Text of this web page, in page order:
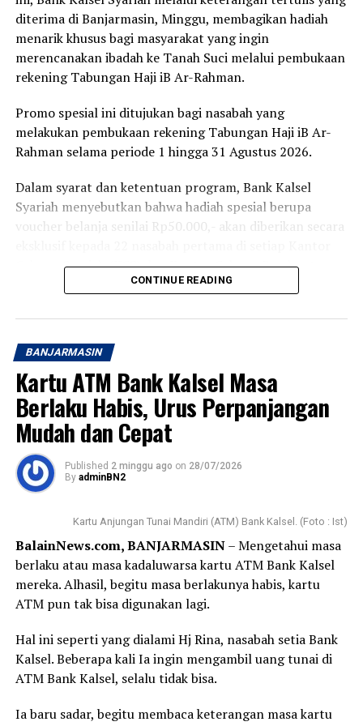
diterima di Banjarmasin, Minggu, membagikan hadiah
menarik khusus bagi masyarakat yang ingin
merencanakan ibadah ke Tanah Suci melalui pembukaan
rekening Tabungan Haji iB Ar-Rahman.
Promo spesial ini ditujukan bagi nasabah yang
melakukan pembukaan rekening Tabungan Haji iB Ar-
Rahman selama periode 1 hingga 31 Agustus 2026.
Dalam syarat dan ketentuan program, Bank Kalsel
Syariah menyebutkan bahwa hadiah spesial berupa
voucher belanja senilai Rp50.000,- akan diberikan secara
Cabang Syariah (KCS) dan Kantor Cabang Pembantu
Untuk mendapatkan hadiah tersebut, nasabah hanya
perlu melakukan pembukaan rekening dengan setoran
awal lebih dari Rp220.000,- per orang.
Program ini berlaku merata dan dapat diakses di 13
jaringan kantor Bank Kalsel Syariah yang tersebar di
seluruh wilayah Kalimantan Selatan, yaitu : KCS
Banjarmasin, KCS Kandangan, KCPS Handil Bakti, KCPS
Gatot Subroto, KCPS Banjarbaru QMall, dan KCPS
Martapura.
Kemudian juga dapat di akses melalui, KCPS Pelaihari,
KCPS Barabai, KCPS Amuntai, KCPS Paringin, KCPS
Batulicin, KCPS Rantau dan KCPS Tanjung.
Manajemen Bank Kalsel menyampaikan, sagi masyarakat
menabung demi ibadah haji, momen Milad ke-22 Bank
Kalsel Syariah ini menjadi kesempatan yang sangat
tepat untuk segera memulai langkah awal yang berkah
CONTINUE READING
BANJARMASIN
Kartu ATM Bank Kalsel Masa
Berlaku Habis, Urus Perpanjangan
Mudah dan Cepat
Published 2 minggu ago on 28/07/2026
By adminBN2
Kartu Anjungan Tunai Mandiri (ATM) Bank Kalsel. (Foto : Ist)
BalainNews.com, BANJARMASIN– Mengetahui masa
berlaku atau masa kadaluwarsa kartu ATM Bank Kalsel
mereka. Alhasil, begitu masa berlakunya habis, kartu
ATM pun tak bisa digunakan lagi.
Hal ini seperti yang dialami Hj Rina, nasabah setia Bank
Kalsel. Beberapa kali Ia ingin mengambil uang tunai di
ATM Bank Kalsel, selalu tidak bisa.
Ia baru sadar, begitu membaca keterangan masa kartu